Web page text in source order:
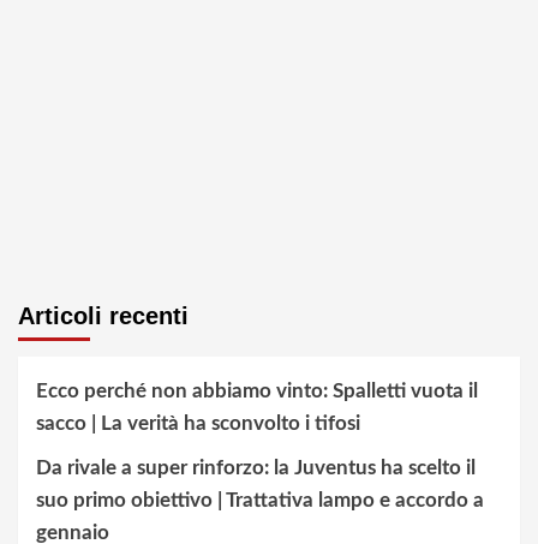
Articoli recenti
Ecco perché non abbiamo vinto: Spalletti vuota il
sacco | La verità ha sconvolto i tifosi
Da rivale a super rinforzo: la Juventus ha scelto il
suo primo obiettivo | Trattativa lampo e accordo a
gennaio